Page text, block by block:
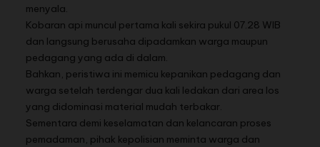
menyala.
Kobaran api muncul pertama kali sekira pukul 07.28 WIB
dan langsung berusaha dipadamkan warga maupun
pedagang yang ada di dalam.
Bahkan, peristiwa ini memicu kepanikan pedagang dan
warga setelah terdengar dua kali ledakan dari area los
yang didominasi material mudah terbakar.
Sementara demi keselamatan dan kelancaran proses
pemadaman, pihak kepolisian meminta warga dan